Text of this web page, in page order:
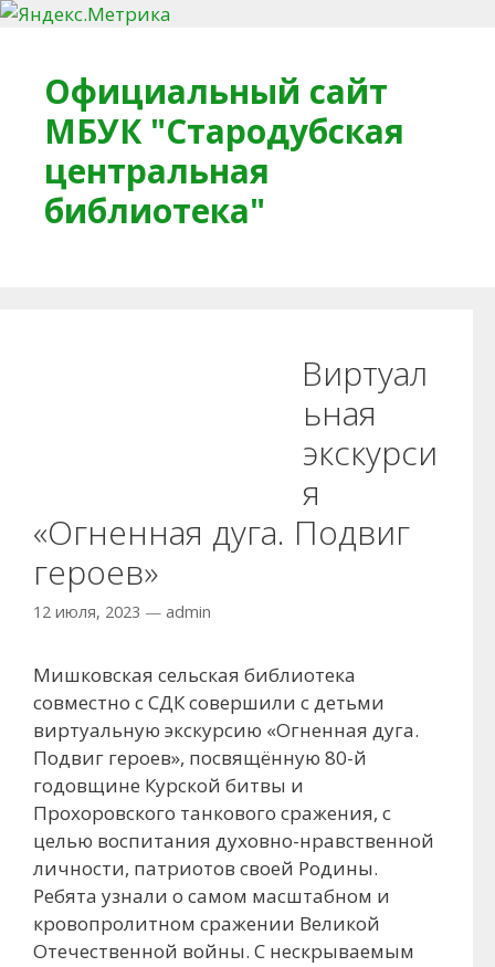
Официальный сайт
МБУК "Стародубская
центральная
библиотека"
Виртуал
ьная
экскурси
я
«Огненная дуга. Подвиг
героев»
12 июля, 2023 — admin
Мишковская сельская библиотека
совместно с СДК совершили с детьми
виртуальную экскурсию «Огненная дуга.
Подвиг героев», посвящённую 80-й
годовщине Курской битвы и
Прохоровского танкового сражения, с
целью воспитания духовно-нравственной
личности, патриотов своей Родины.
Ребята узнали о самом масштабном и
кровопролитном сражении Великой
Отечественной войны. С нескрываемым